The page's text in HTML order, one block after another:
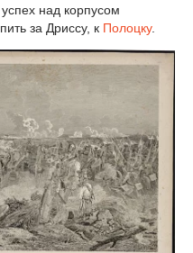
над корпусом
за Дриссу, к Полоцку.